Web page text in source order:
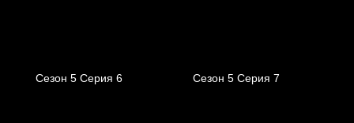
Сезон 5 Серия 6 Сезон 5 Серия 7